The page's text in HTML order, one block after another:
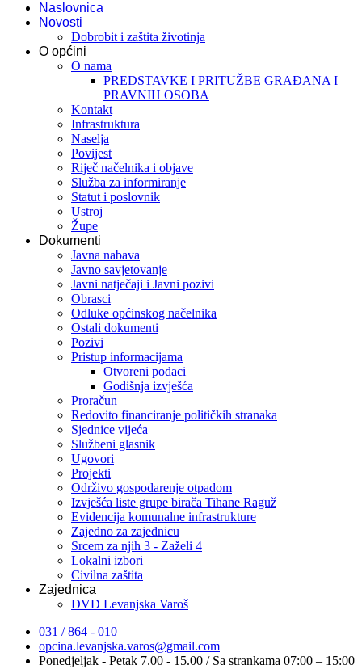
Naslovnica
Novosti
Dobrobit i zaštita životinja
O općini
O nama
PREDSTAVKE I PRITUŽBE GRAĐANA I
PRAVNIH OSOBA
Kontakt
Infrastruktura
Naselja
Povijest
Riječ načelnika i objave
Služba za informiranje
Statut i poslovnik
Ustroj
Župe
Dokumenti
Javna nabava
Javno savjetovanje
Javni natječaji i Javni pozivi
Obrasci
Odluke općinskog načelnika
Ostali dokumenti
Pozivi
Pristup informacijama
Otvoreni podaci
Godišnja izvješća
Proračun
Redovito financiranje političkih stranaka
Sjednice vijeća
Službeni glasnik
Ugovori
Projekti
Održivo gospodarenje otpadom
Izvješća liste grupe birača Tihane Raguž
Evidencija komunalne infrastrukture
Zajedno za zajednicu
Srcem za njih 3 - Zaželi 4
Lokalni izbori
Civilna zaštita
Zajednica
DVD Levanjska Varoš
031 / 864 - 010
opcina.levanjska.varos@gmail.com
Ponedjeljak - Petak 7.00 - 15.00 / Sa strankama 07:00 – 15:00